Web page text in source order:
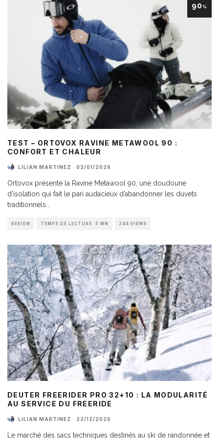
90%
TEST – ORTOVOX RAVINE METAWOOL 90 :
CONFORT ET CHALEUR
LILIAN MARTINEZ · 03/01/2026
Ortovox présente la Ravine Metawool 90, une doudoune
d’isolation qui fait le pari audacieux d’abandonner les duvets
traditionnels...
REVIEW TEMPS DE LECTURE: 5 MN 244 VIEWS
DEUTER FREERIDER PRO 32+10 : LA MODULARITÉ
AU SERVICE DU FREERIDE
LILIAN MARTINEZ · 22/12/2025
Le marché des sacs techniques destinés au ski de randonnée et